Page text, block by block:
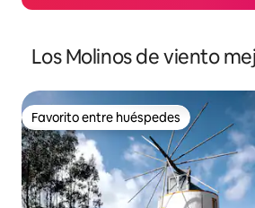
Los Molinos de viento
Favorito entre huéspedes
Favorito entre huéspedes